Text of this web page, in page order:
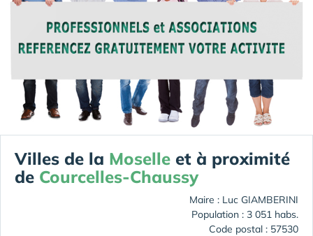
Villes de la Moselle et à proximité
de Courcelles-Chaussy
Maire : Luc GIAMBERINI
Population : 3 051 habs.
Code postal : 57530